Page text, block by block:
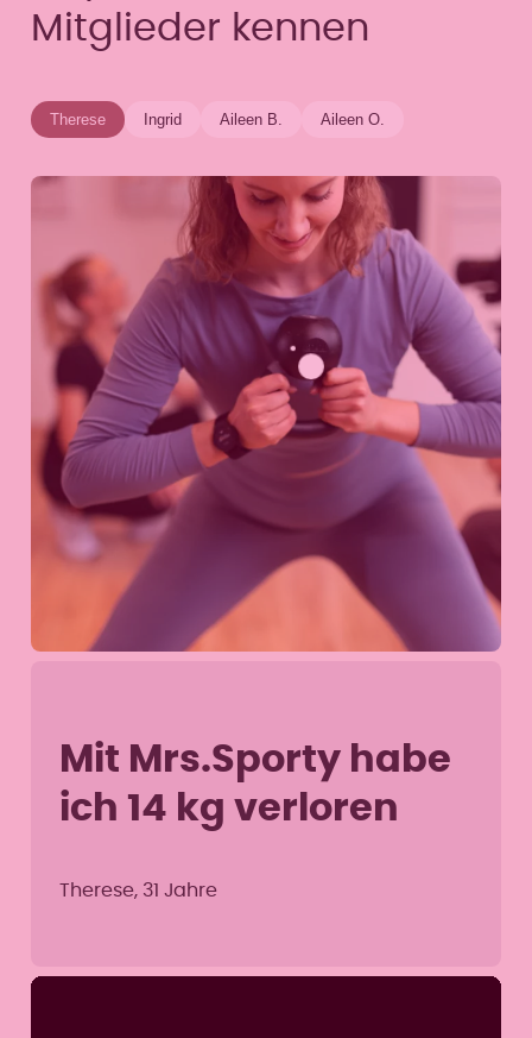
Mitglieder kennen
Therese Ingrid Aileen B. Aileen O.
Mit Mrs.Sporty habe
ich 14 kg verloren
Therese, 31 Jahre